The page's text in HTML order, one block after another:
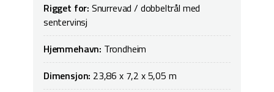
Rigget for: Snurrevad / dobbeltrål med
sentervinsj
Hjemmehavn: Trondheim
Dimensjon: 23,86 x 7,2 x 5,05 m